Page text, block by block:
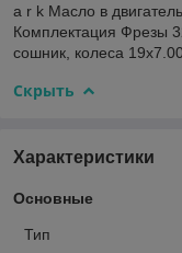
a r k Масло в
Комплектация Фрезы
сошник, колеса
Скрыть
Характеристики
Основные
Тип